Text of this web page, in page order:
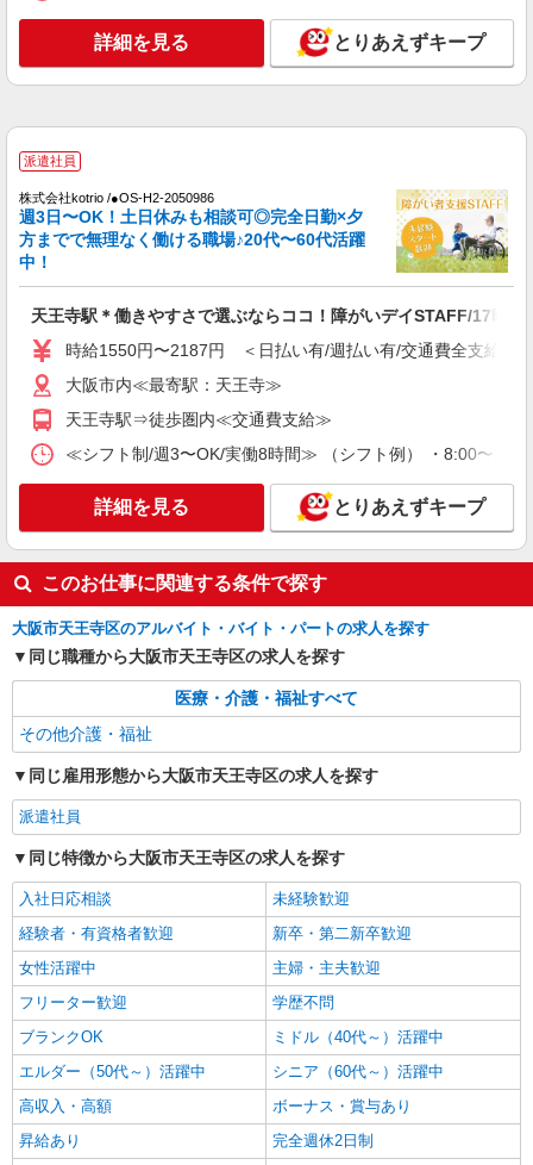
詳細を見る とりあえずキープ
派遣社員
株式会社kotrio /●OS-H2-2050986
週3日〜OK！土日休みも相談可◎完全日勤×夕
方までで無理なく働ける職場♪20代〜60代活躍
中！
天王寺駅＊働きやすさで選ぶならココ！障がいデイSTAFF/17時定
時給1550円〜2187円 ＜日払い有/週払い有/交通費全支給(ガ
大阪市内≪最寄駅：天王寺≫
天王寺駅⇒徒歩圏内≪交通費支給≫
≪シフト制/週3〜OK/実働8時間≫ （シフト例） ・8:00〜
詳細を見る とりあえずキープ
このお仕事に関連する条件で探す
大阪市天王寺区のアルバイト・バイト・パートの求人を探す
同じ職種から大阪市天王寺区の求人を探す
医療・介護・福祉すべて
その他介護・福祉
同じ雇用形態から大阪市天王寺区の求人を探す
派遣社員
同じ特徴から大阪市天王寺区の求人を探す
入社日応相談
未経験歓迎
経験者・有資格者歓迎
新卒・第二新卒歓迎
女性活躍中
主婦・主夫歓迎
フリーター歓迎
学歴不問
ブランクOK
ミドル（40代～）活躍中
エルダー（50代～）活躍中
シニア（60代～）活躍中
高収入・高額
ボーナス・賞与あり
昇給あり
完全週休2日制